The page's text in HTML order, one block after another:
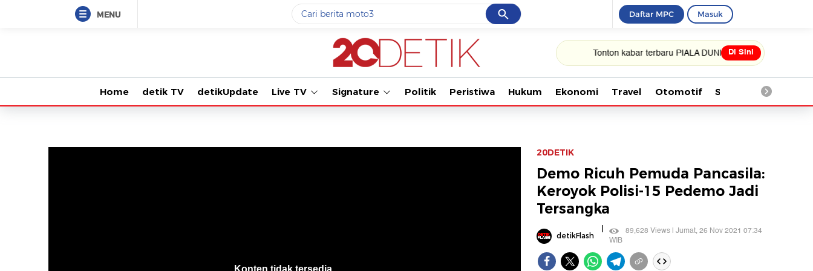
MENU Cancel
Yang sedang ramai dicari
#3moto3
#5data live draw sgp
Daftar MPC Masuk
Tonton kabar terbaru PIALA DUNIA 2026 Di Sini
Home detik TV detikUpdate Live TV Signature Politik Peristiwa Hukum Ekonomi Travel Otomotif Saintek
Konten tidak tersedia
20DETIK
Demo Ricuh Pemuda Pancasila:
Keroyok Polisi-15 Pedemo Jadi
Tersangka
detikFlash |
89,628 Views | Jumat, 26 Nov 2021 07:34
WIB